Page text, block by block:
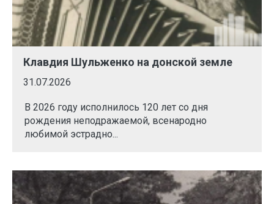
Клавдия Шульженко на донской земле
31.07.2026
В 2026 году исполнилось 120 лет со дня
рождения неподражаемой, всенародно
любимой эстрадно...